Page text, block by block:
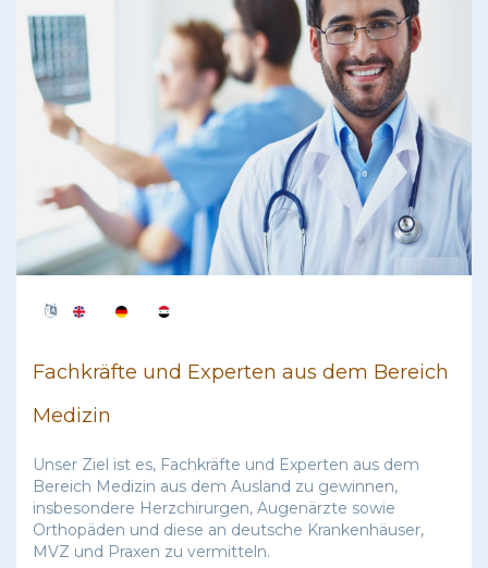
Fachkräfte und Experten aus dem Bereich
Medizin
Unser Ziel ist es, Fachkräfte und Experten aus dem
Bereich Medizin aus dem Ausland zu gewinnen,
insbesondere Herzchirurgen, Augenärzte sowie
Orthopäden und diese an deutsche Krankenhäuser,
MVZ und Praxen zu vermitteln.